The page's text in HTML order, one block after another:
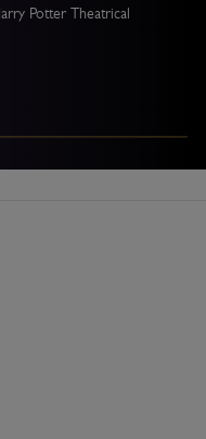
Potter Theatrical